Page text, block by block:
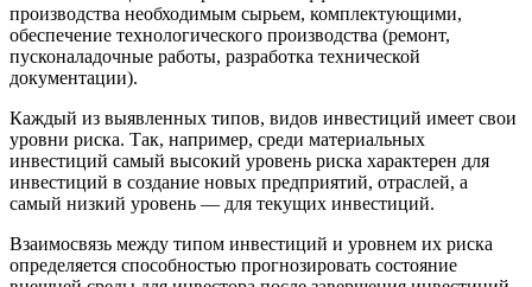
производства необходимым сырьем, комплектующими,
обеспечение технологического производства (ремонт,
пусконаладочные работы, разработка технической
документации).
Каждый из выявленных типов, видов инвестиций имеет свои
уровни риска. Так, например, среди материальных
инвестиций самый высокий уровень риска характерен для
инвестиций в создание новых предприятий, отраслей, а
самый низкий уровень — для текущих инвестиций.
Взаимосвязь между типом инвестиций и уровнем их риска
определяется способностью прогнозировать состояние